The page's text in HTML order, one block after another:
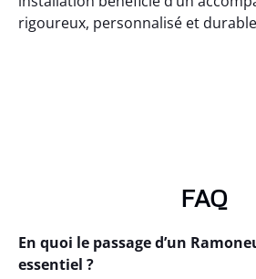
rigoureux, personnalisé et
FAQ
En quoi le passage d’un
essentiel ?